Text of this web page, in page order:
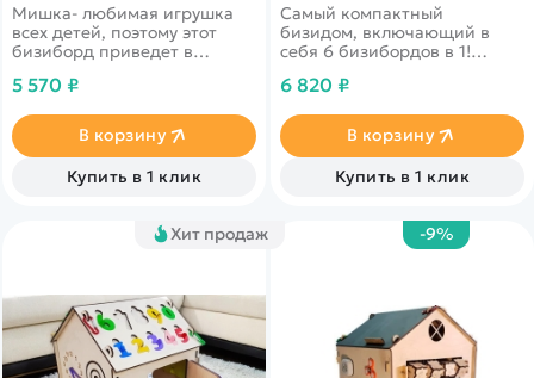
Мишка- любимая игрушка
всех детей, поэтому этот
бизиборд приведет в
5 570 ₽
В корзину
Купить в 1 клик
Самый компактный
бизидом, включающий в
себя 6 бизибордов в 1!
валик, потайные ящички и
6 820 ₽
В корзину
Купить в 1 клик
Хит продаж -9%